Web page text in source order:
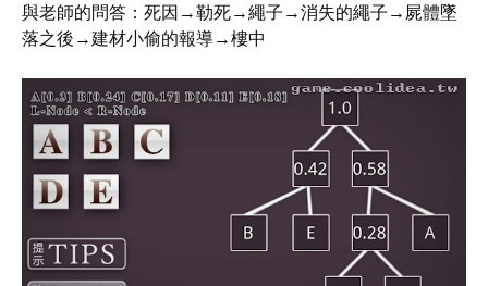
與老師的問答：死因→勒死→繩子→消失的繩子→屍體墜
落之後→建材小偷的報導→樓中